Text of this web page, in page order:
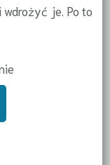
wdrożyć je. Po to